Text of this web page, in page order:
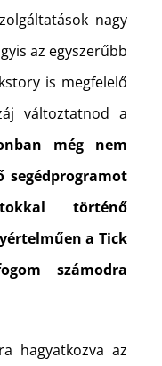
nagy
az egyszerűbb
is megfelelő
változtatnod a
még nem
történő
a Tick
számodra
hagyatkozva az